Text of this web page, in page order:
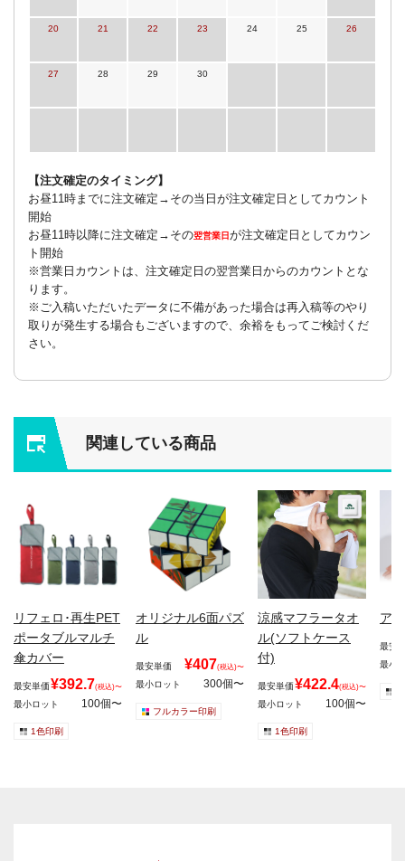
20 21 22 23 24 25 26
27 28 29 30
【注文確定のタイミング】
お昼11時までに注文確定→その当日が注文確定日としてカウント
開始
お昼11時以降に注文確定→その翌営業日が注文確定日としてカウン
ト開始
※営業日カウントは、注文確定日の翌営業日からのカウントとな
ります。
※ご入稿いただいたデータに不備があった場合は再入稿等のやり
取りが発生する場合もございますので、余裕をもってご検討くだ
さい。
関連している商品
リフェロ･再生PET
ポータブルマルチ
傘カバー
最安単価¥392.7(税込)〜
最小ロット 100個〜
1色印刷
オリジナル6面パズ
ル
最安単価 ¥407(税込)〜
最小ロット 300個〜
フルカラー印刷
涼感マフラータオ
ル(ソフトケース
付)
最安単価¥422.4(税込)〜
最小ロット 100個〜
1色印刷
ア
最安
最小